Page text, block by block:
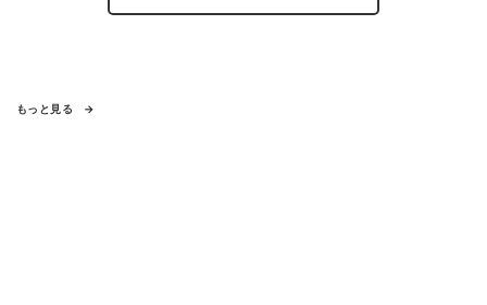
もっと見る